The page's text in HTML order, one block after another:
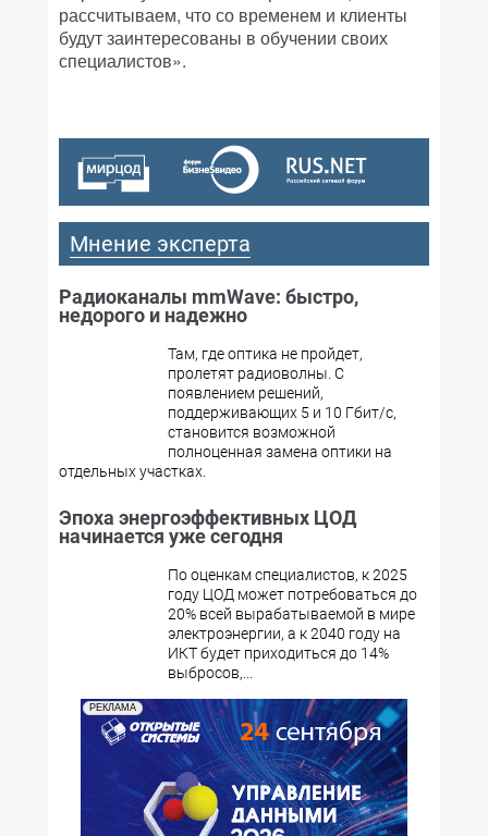
рассчитываем, что со временем и клиенты
будут заинтересованы в обучении своих
специалистов».
Мнение эксперта
Радиоканалы mmWave: быстро,
недорого и надежно
Там, где оптика не пройдет,
пролетят радиоволны. С
появлением решений,
поддерживающих 5 и 10 Гбит/с,
становится возможной
полноценная замена оптики на
отдельных участках.
Эпоха энергоэффективных ЦОД
начинается уже сегодня
По оценкам специалистов, к 2025
году ЦОД может потребоваться до
20% всей вырабатываемой в мире
электроэнергии, а к 2040 году на
ИКТ будет приходиться до 14%
выбросов,...
РЕКЛАМА